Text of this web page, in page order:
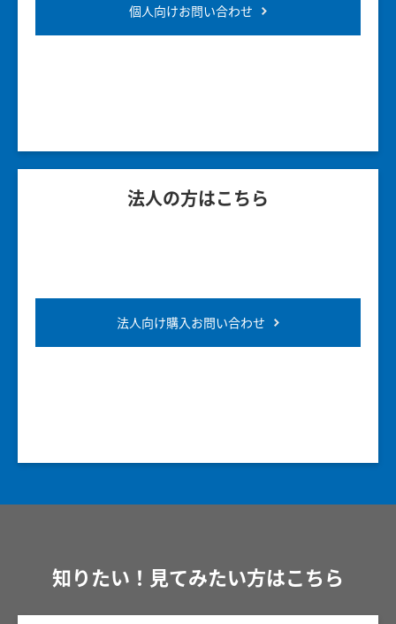
個人向けお問い合わせ
法人の方はこちら
法人向け購入お問い合わせ
知りたい！見てみたい方はこちら